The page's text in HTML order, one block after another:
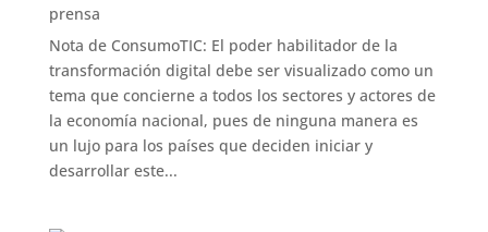
prensa
Nota de ConsumoTIC: El poder habilitador de la
transformación digital debe ser visualizado como un
tema que concierne a todos los sectores y actores de
la economía nacional, pues de ninguna manera es
un lujo para los países que deciden iniciar y
desarrollar este...